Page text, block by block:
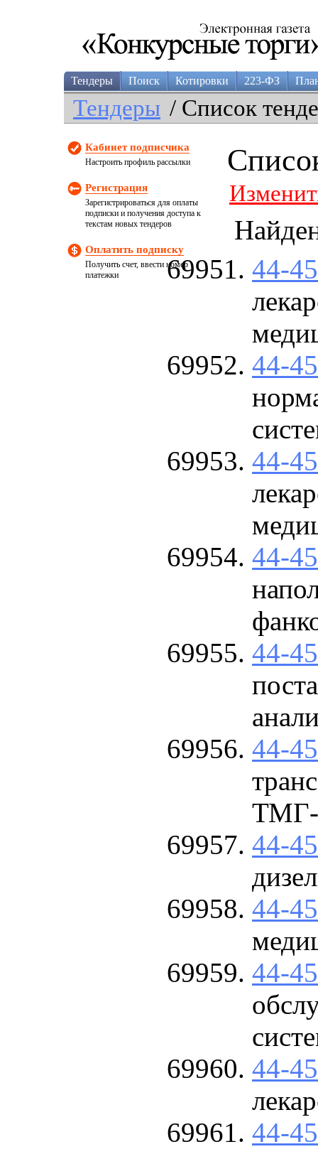
Тендеры Поиск Котировки 223-ФЗ
Тендеры / Список
Кабинет подписчика
Настроить профиль рассылки
Регистрация
Зарегистрироваться для оплаты
подписки и получения доступа к
текстам новых тендеров
Оплатить подписку
Получить счет, ввести номер
платежки
44-
44-
44-
44-
44-
44-
ТМГ-
44-
44-
44-
44-
44-